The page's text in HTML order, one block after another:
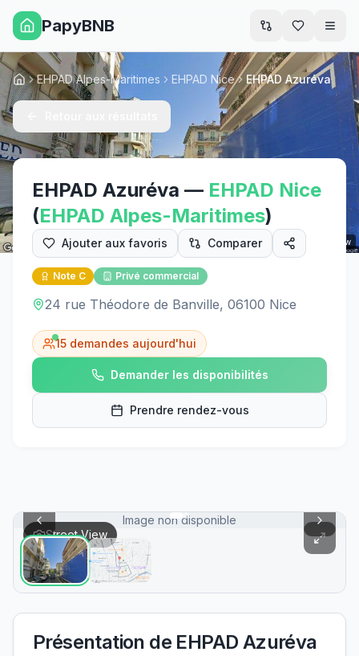
PapyBNB
Street View
AccueilEHPAD Alpes-Maritimes EHPAD Nice EHPAD Azuréva
EHPAD Azuréva — EHPAD Nice
(EHPAD Alpes-Maritimes)
Ajouter aux favoris Comparer
Note C Privé commercial
24 rue Théodore de Banville, 06100 Nice
15 demandes aujourd'hui
Demander les disponibilités
Prendre rendez-vous
Image non disponible
Street View
Présentation de EHPAD Azuréva